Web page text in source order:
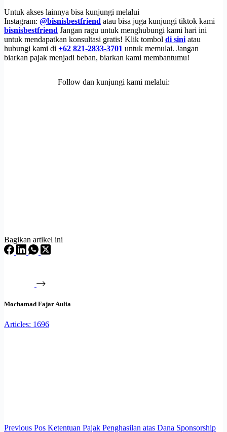
Untuk akses lainnya bisa kunjungi melalui
Instagram: @bisnisbestfriend atau bisa juga kunjungi tiktok kami
bisnisbestfriend Jangan ragu untuk menghubungi kami hari ini
untuk mendapatkan konsultasi gratis! Klik tombol di sini atau
hubungi kami di +62 821-2833-3701 untuk memulai. Jangan
biarkan pajak menjadi beban, biarkan kami membantumu!
Follow dan kunjungi kami melalui:
Bagikan artikel ini
Mochamad Fajar Aulia
Articles: 1696
Previous Pos Ketentuan Pajak Penghasilan atas Dana Sponsorship